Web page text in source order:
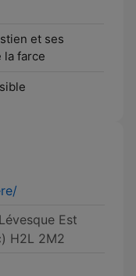
et ses
la farce
Est
H2L 2M2